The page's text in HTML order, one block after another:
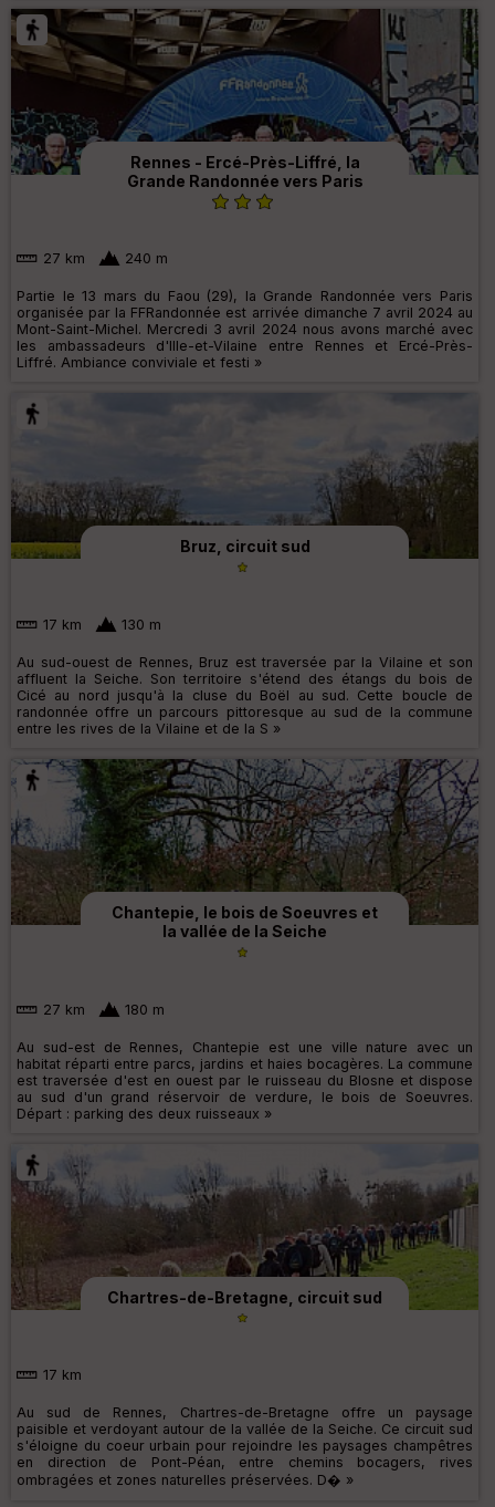
Rennes - Ercé-Près-Liffré, la
Grande Randonnée vers Paris
27 km 240 m
Partie le 13 mars du Faou (29), la Grande Randonnée vers Paris
organisée par la FFRandonnée est arrivée dimanche 7 avril 2024 au
Mont-Saint-Michel. Mercredi 3 avril 2024 nous avons marché avec
les ambassadeurs d'Ille-et-Vilaine entre Rennes et Ercé-Près-
Liffré. Ambiance conviviale et festi »
Bruz, circuit sud
17 km 130 m
Au sud-ouest de Rennes, Bruz est traversée par la Vilaine et son
affluent la Seiche. Son territoire s'étend des étangs du bois de
Cicé au nord jusqu'à la cluse du Boël au sud. Cette boucle de
randonnée offre un parcours pittoresque au sud de la commune
entre les rives de la Vilaine et de la S »
Chantepie, le bois de Soeuvres et
la vallée de la Seiche
27 km 180 m
Au sud-est de Rennes, Chantepie est une ville nature avec un
habitat réparti entre parcs, jardins et haies bocagères. La commune
est traversée d'est en ouest par le ruisseau du Blosne et dispose
au sud d'un grand réservoir de verdure, le bois de Soeuvres.
Départ : parking des deux ruisseaux »
Chartres-de-Bretagne, circuit sud
17 km
Au sud de Rennes, Chartres-de-Bretagne offre un paysage
paisible et verdoyant autour de la vallée de la Seiche. Ce circuit sud
s'éloigne du coeur urbain pour rejoindre les paysages champêtres
en direction de Pont-Péan, entre chemins bocagers, rives
ombragées et zones naturelles préservées. D� »